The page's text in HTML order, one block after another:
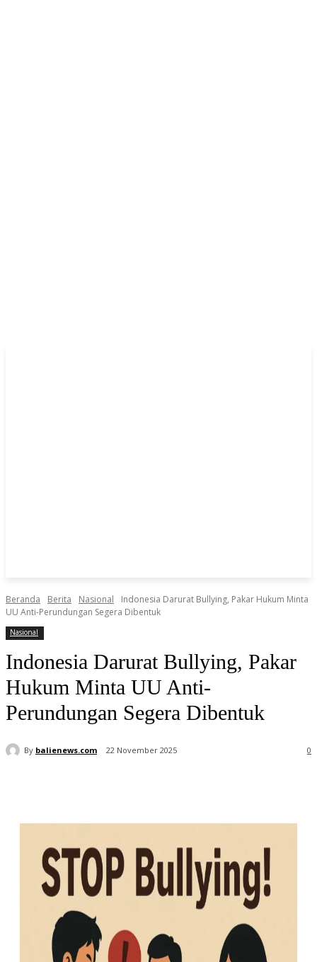
Beranda Berita Nasional
Indonesia Darurat Bullying, Pakar Hukum Minta
UU Anti-Perundungan Segera Dibentuk
Nasional
Indonesia Darurat Bullying, Pakar
Hukum Minta UU Anti-
Perundungan Segera Dibentuk
By balienews.com 22 November 2025 0